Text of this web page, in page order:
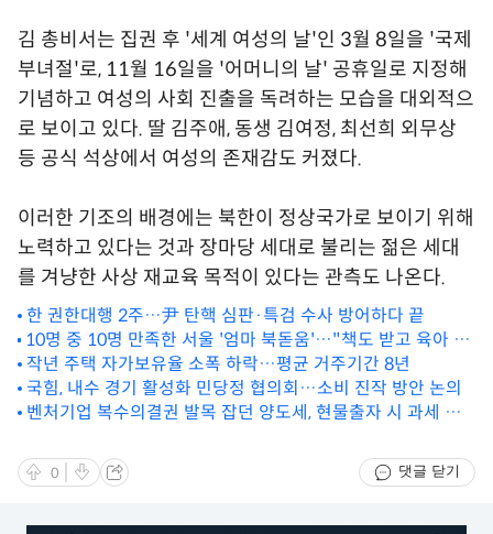
김 총비서는 집권 후 '세계 여성의 날'인 3월 8일을 '국제
부녀절'로, 11월 16일을 '어머니의 날' 공휴일로 지정해
기념하고 여성의 사회 진출을 독려하는 모습을 대외적으
로 보이고 있다. 딸 김주애, 동생 김여정, 최선희 외무상
등 공식 석상에서 여성의 존재감도 커졌다.
이러한 기조의 배경에는 북한이 정상국가로 보이기 위해
노력하고 있다는 것과 장마당 세대로 불리는 젊은 세대
를 겨냥한 사상 재교육 목적이 있다는 관측도 나온다.
한 권한대행 2주…尹 탄핵 심판·특검 수사 방어하다 끝
10명 중 10명 만족한 서울 '엄마 북돋움'…"책도 받고 육아 공
부도 하고"
작년 주택 자가보유율 소폭 하락…평균 거주기간 8년
국힘, 내수 경기 활성화 민당정 협의회…소비 진작 방안 논의
벤처기업 복수의결권 발목 잡던 양도세, 현물출자 시 과세 이
0 댓글 닫기